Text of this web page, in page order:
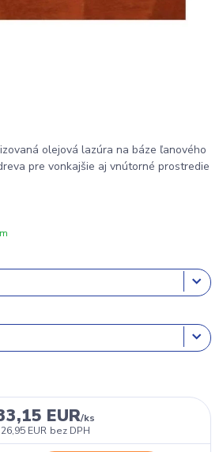
olejová lazúra na báze ľanového
pre vonkajšie aj vnútorné prostredie
EUR/ks
26,95 EUR bez DPH